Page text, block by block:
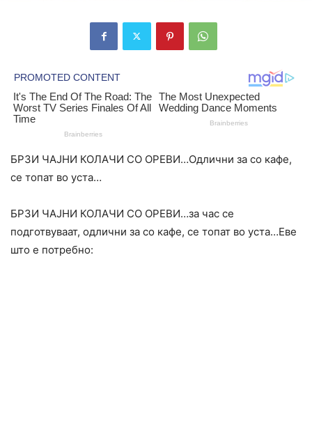
БРЗИ ЧАЈНИ КОЛАЧИ СО ОРЕВИ…Одлични за со кафе,
се топат во уста…
БРЗИ ЧАЈНИ КОЛАЧИ СО ОРЕВИ…за час се
подготвуваат, одлични за со кафе, се топат во уста…Еве
што е потребно: